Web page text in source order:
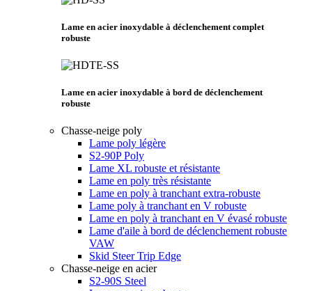
Lame en acier inoxydable à déclenchement complet
robuste
Lame en acier inoxydable à bord de déclenchement
robuste
Chasse-neige poly
Lame poly légère
S2-90P Poly
Lame XL robuste et résistante
Lame en poly très résistante
Lame en poly à tranchant extra-robuste
Lame poly à tranchant en V robuste
Lame en poly à tranchant en V évasé robuste
Lame d'aile à bord de déclenchement robuste
VAW
Skid Steer Trip Edge
Chasse-neige en acier
S2-90S Steel